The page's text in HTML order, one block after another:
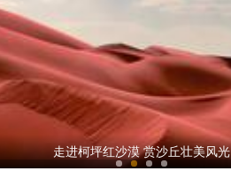
走进柯坪红沙漠 赏沙丘壮美风光